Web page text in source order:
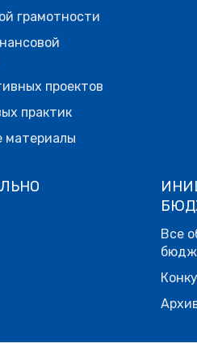
грамотности
проектов
практик
материалы
Все